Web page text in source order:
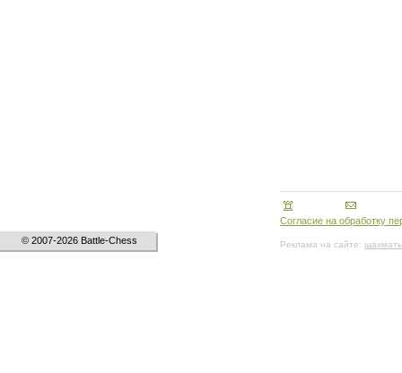
© 2007-2026 Battle-Chess
Согласие на обработку
Реклама на сайте: